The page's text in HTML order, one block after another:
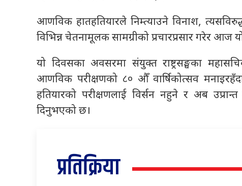
आणविक हातहतियारले निम्त्याउने विनाश,
विभिन्न चेतनामूलक सामग्रीको प्रचारप्रसार गरेर आज
यो दिवसका अवसरमा संयुक्त राष्ट्रसङ्घका
आणविक परीक्षणको ८० औँ वार्षिकोत्सव
हतियारको परीक्षणलाई विर्सन नहुने र अब उप्रान्त
दिनुभएको छ।
प्रतिक्रिया